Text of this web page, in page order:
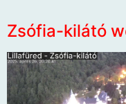
Zsófia-kilátó